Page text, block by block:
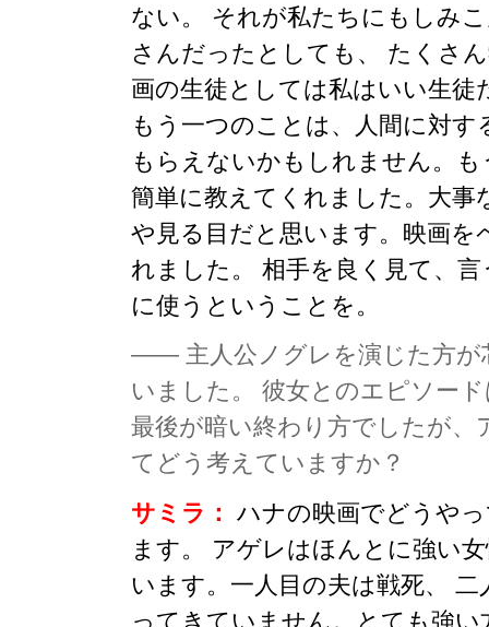
ない。 それが私たちにもしみ
さんだったとしても、 たくさ
画の生徒としては私はいい生
もう一つのことは、人間に対
もらえないかもしれません。
簡単に教えてくれました。大事
や見る目だと思います。映画
れました。 相手を良く見て、
に使うということを。
—— 主人公ノグレを演じた方が
いました。 彼女とのエピソー
最後が暗い終わり方でしたが
てどう考えていますか？
サミラ： ハナの映画でどうや
ます。 アゲレはほんとに強い
います。一人目の夫は戦死、
ってきていません。とても強